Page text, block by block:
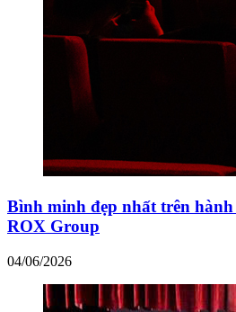
Bình minh đẹp nhất trên
ROX Group
04/06/2026